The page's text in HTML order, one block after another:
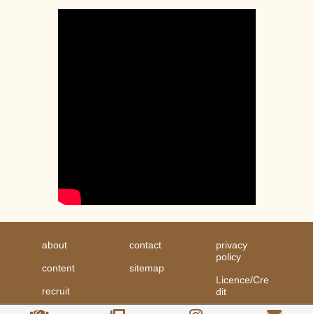
about
content
recruit
contact
sitemap
privacy
policy
Licence/Cre
dit